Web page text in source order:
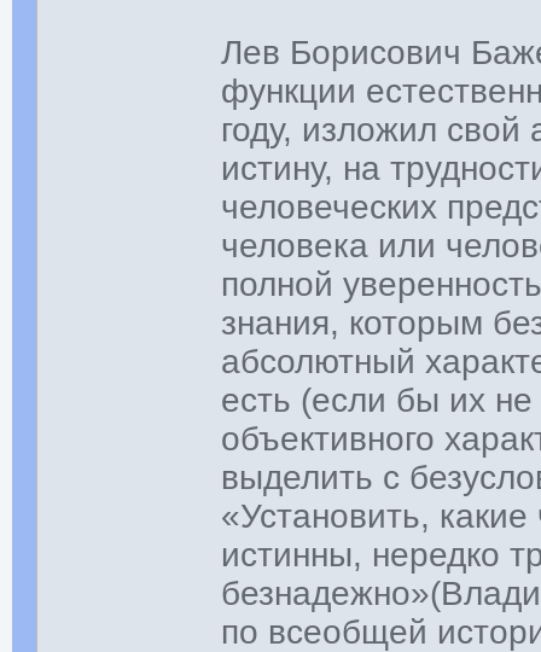
Лев Борисович
функции
году, изложил свой
истину, на
человеческих
человека или
полной
знания, которым
абсолютный
есть (если бы их
объективного
выделить с
«Установить,
истинны, нередко
по всеобщей